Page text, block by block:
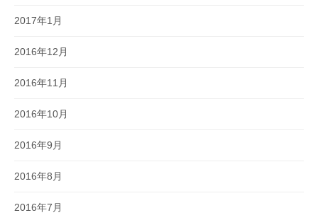
2017年1月
2016年12月
2016年11月
2016年10月
2016年9月
2016年8月
2016年7月